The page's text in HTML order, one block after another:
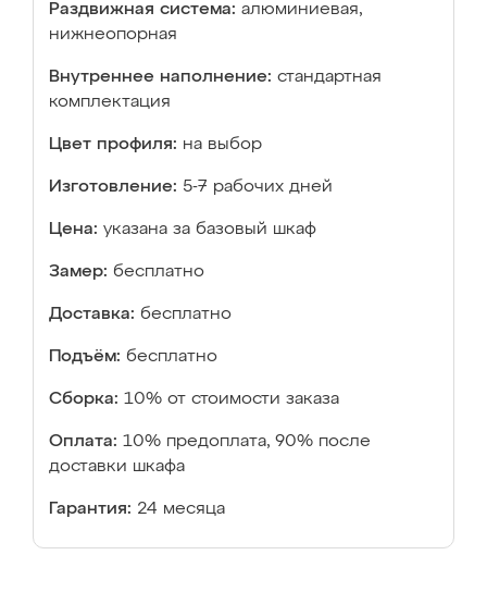
Раздвижная система: алюминиевая,
нижнеопорная
Внутреннее наполнение: стандартная
комплектация
Цвет профиля: на выбор
Изготовление: 5-7 рабочих дней
Цена: указана за базовый шкаф
Замер: бесплатно
Доставка: бесплатно
Подъём: бесплатно
Сборка: 10% от стоимости заказа
Оплата: 10% предоплата, 90% после
доставки шкафа
Гарантия: 24 месяца